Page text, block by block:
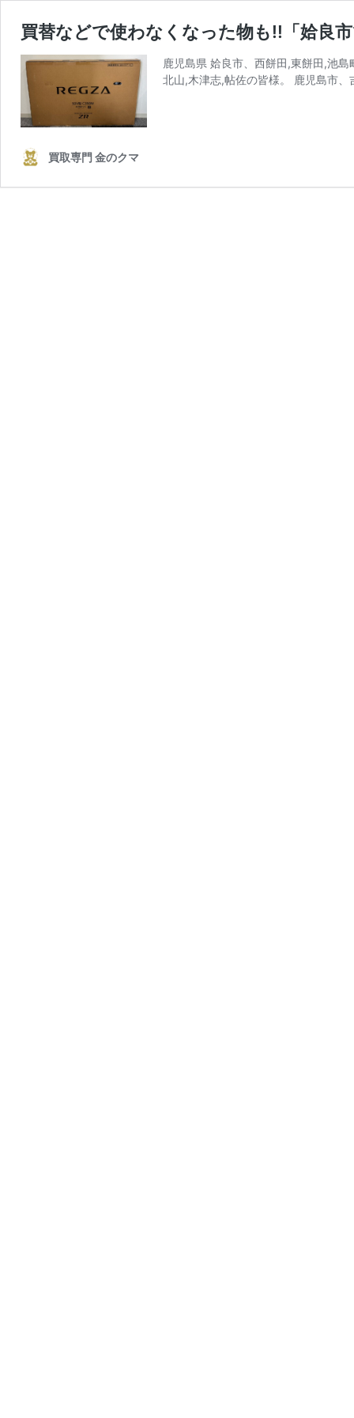
買替などで使わなくなった物も!!「姶良
鹿児島県 姶良市、西餅田,東餅田,池
北山,木津志,帖佐の皆様。 鹿児島市
買取専門 金のクマ